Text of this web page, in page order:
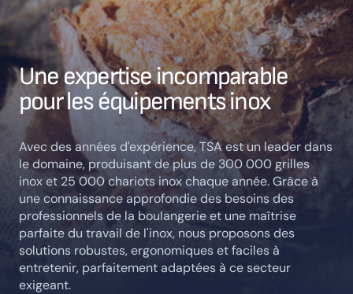
Une expertise incomparable
pour les équipements inox
Avec des années d'expérience, TSA est un leader dans
le domaine, produisant de plus de 300 000 grilles
inox et 25 000 chariots inox chaque année. Grâce à
une connaissance approfondie des besoins des
professionnels de la boulangerie et une maîtrise
parfaite du travail de l'inox, nous proposons des
solutions robustes, ergonomiques et faciles à
entretenir, parfaitement adaptées à ce secteur
exigeant.